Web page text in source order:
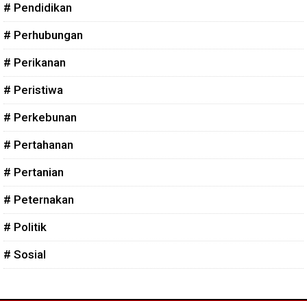
# Pendidikan
# Perhubungan
# Perikanan
# Peristiwa
# Perkebunan
# Pertahanan
# Pertanian
# Peternakan
# Politik
# Sosial